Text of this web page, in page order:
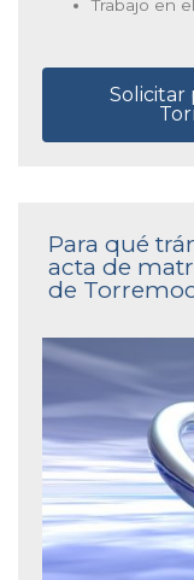
Trabajo en
Solicitar
Para qué
acta de
de